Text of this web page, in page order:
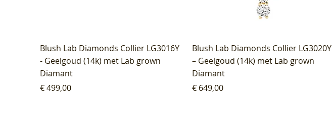
Blush Lab Diamonds Collier LG3016Y
- Geelgoud (14k) met Lab grown
Diamant
Prijs
€ 499,00
Blush Lab Diamonds Collier LG3020Y
– Geelgoud (14k) met Lab grown
Diamant
Prijs
€ 649,00